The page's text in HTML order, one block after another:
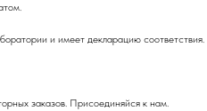
и имеет декларацию соответствия.
заказов. Присоединяйся к нам.